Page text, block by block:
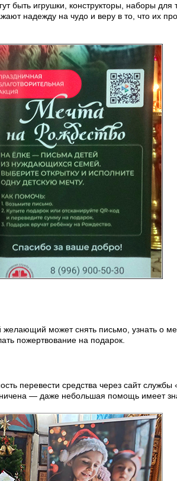
быть игрушки, конструкторы, наборы для
надежду на чудо и веру в то, что их
может снять письмо, узнать о
пожертвование на подарок.
перевести средства через сайт
— даже небольшая помощь имеет